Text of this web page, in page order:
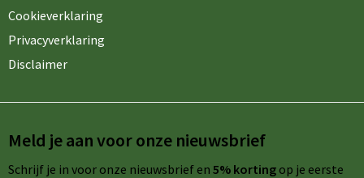
Cookieverklaring
Privacyverklaring
Disclaimer
Meld je aan voor onze nieuwsbrief
Schrijf je in voor onze nieuwsbrief en 5% kortingop je eerste